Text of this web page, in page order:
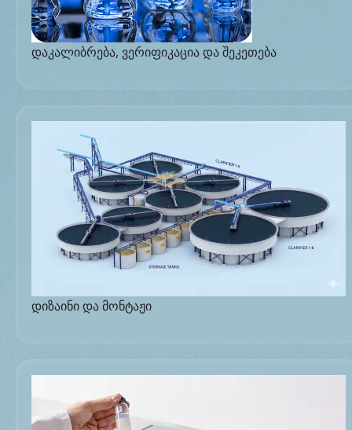
დაკალიბრება, ვერიფიკაცია და შეკეთება
დიზაინი და მონტაჟი